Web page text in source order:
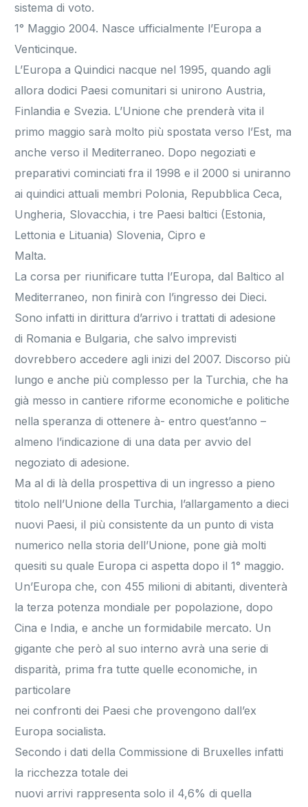
sistema di voto.
1° Maggio 2004. Nasce ufficialmente l’Europa a
Venticinque.
L’Europa a Quindici nacque nel 1995, quando agli
allora dodici Paesi comunitari si unirono Austria,
Finlandia e Svezia. L’Unione che prenderà vita il
primo maggio sarà molto più spostata verso l’Est, ma
anche verso il Mediterraneo. Dopo negoziati e
preparativi cominciati fra il 1998 e il 2000 si uniranno
ai quindici attuali membri Polonia, Repubblica Ceca,
Ungheria, Slovacchia, i tre Paesi baltici (Estonia,
Lettonia e Lituania) Slovenia, Cipro e
Malta.
La corsa per riunificare tutta l’Europa, dal Baltico al
Mediterraneo, non finirà con l’ingresso dei Dieci.
Sono infatti in dirittura d’arrivo i trattati di adesione
di Romania e Bulgaria, che salvo imprevisti
dovrebbero accedere agli inizi del 2007. Discorso più
lungo e anche più complesso per la Turchia, che ha
già messo in cantiere riforme economiche e politiche
nella speranza di ottenere à- entro quest’anno –
almeno l’indicazione di una data per avvio del
negoziato di adesione.
Ma al di là della prospettiva di un ingresso a pieno
titolo nell’Unione della Turchia, l’allargamento a dieci
nuovi Paesi, il più consistente da un punto di vista
numerico nella storia dell’Unione, pone già molti
quesiti su quale Europa ci aspetta dopo il 1° maggio.
Un’Europa che, con 455 milioni di abitanti, diventerà
la terza potenza mondiale per popolazione, dopo
Cina e India, e anche un formidabile mercato. Un
gigante che però al suo interno avrà una serie di
disparità, prima fra tutte quelle economiche, in
particolare
nei confronti dei Paesi che provengono dall’ex
Europa socialista.
Secondo i dati della Commissione di Bruxelles infatti
la ricchezza totale dei
nuovi arrivi rappresenta solo il 4,6% di quella